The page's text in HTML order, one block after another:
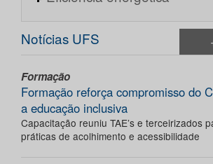
Notícias UFS
Formação
Formação reforça compromisso do
a educação inclusiva
Capacitação reuniu TAE’s e terceirizados
práticas de acolhimento e acessibilidade